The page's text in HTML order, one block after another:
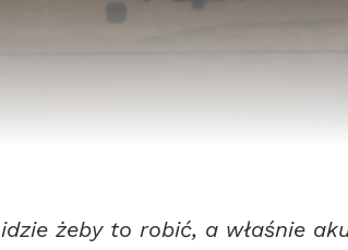
żeby to robić, a właśnie